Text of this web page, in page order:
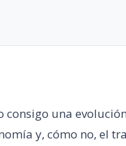
una
y, cómo no, el